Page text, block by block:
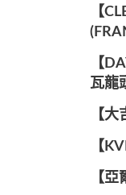
【
【
瓦龍
【
【
【亞